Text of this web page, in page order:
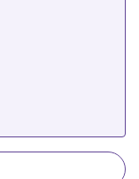
Choisir